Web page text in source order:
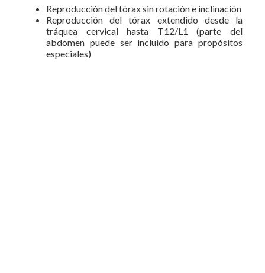
Reproducción del tórax sin rotación e inclinación
Reproducción del tórax extendido desde la
tráquea cervical hasta T12/L1 (parte del
abdomen puede ser incluido para propósitos
especiales)